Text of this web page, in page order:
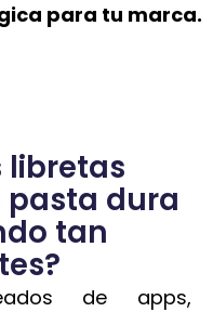
para tu marca.
libretas
dura
tan
de apps,